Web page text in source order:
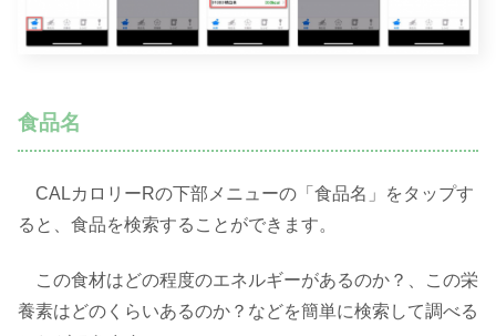
食品名
CALカロリーRの下部メニューの「食品名」をタップす
ると、食品を検索することができます。
この食材はどの程度のエネルギーがあるのか？、この栄
養素はどのくらいあるのか？などを簡単に検索して調べる